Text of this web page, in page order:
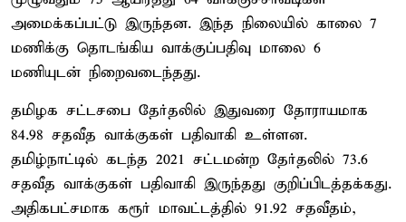
அமைக்கப்பட்டு இருந்தன. இந்த நிலையில் காலை 7
மணிக்கு தொடங்கிய வாக்குப்பதிவு மாலை 6
மணியுடன் நிறைவடைந்தது.
தமிழக சட்டசபை தேர்தலில் இதுவரை தோராயமாக
84.98 சதவீத வாக்குகள் பதிவாகி உள்ளன.
தமிழ்நாட்டில் கடந்த 2021 சட்டமன்ற தேர்தலில் 73.6
சதவீத வாக்குகள் பதிவாகி இருந்தது குறிப்பிடத்தக்கது.
அதிகபட்சமாக கரூர் மாவட்டத்தில் 91.92 சதவீதம்,